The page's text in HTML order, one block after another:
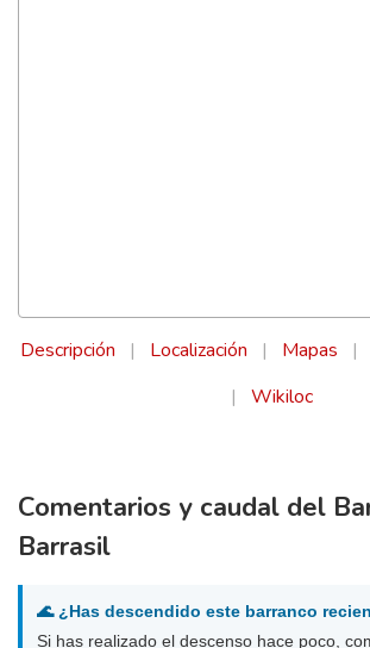
Descripción | Localización | Mapas |
|
Wikiloc
Comentarios y caudal del
Barrasil
🌊 ¿Has descendido este barranco
Si has realizado el descenso hace poco,